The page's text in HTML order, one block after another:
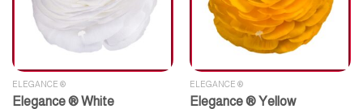
ELEGANCE ®
Elegance ® White
ELEGANCE ®
Elegance ® Yellow